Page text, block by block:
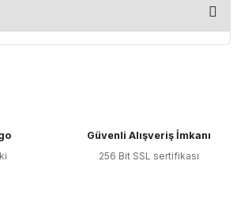
bozuk veya görüntülenemiyor.
eksik bilgiler bulunuyor.
bulunuyor.
Güvenli Alışveriş İmkanı
256 Bit SSL sertifikası